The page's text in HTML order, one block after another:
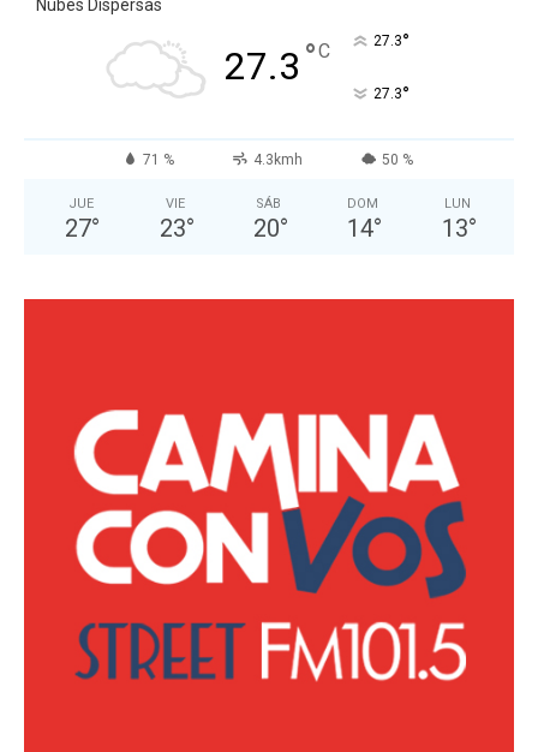
Nubes Dispersas
27.3 °C 27.3°
27.3°
71 % 4.3kmh 50 %
JUE
27°
VIE
23°
SÁB
20°
DOM
14°
LUN
13°